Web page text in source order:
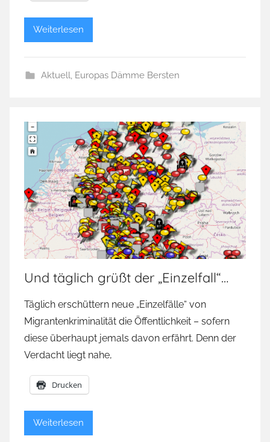
Weiterlesen
Aktuell, Europas Dämme Bersten
Und täglich grüßt der „Einzelfall“…
Täglich erschüttern neue „Einzelfälle“ von
Migrantenkriminalität die Öffentlichkeit – sofern
diese überhaupt jemals davon erfährt. Denn der
Verdacht liegt nahe,
Drucken
Weiterlesen